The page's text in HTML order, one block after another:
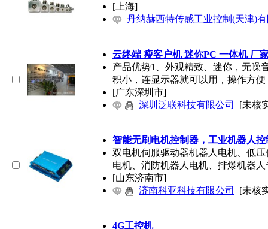
[上海]
丹纳赫西特传感工业控制(天津)
云终端 瘦客户机 迷你PC 一体机 厂
产品优势1、外观精致、迷你，无噪
积小，连显示器就可以用，操作方便
[广东深圳市]
深圳泛联科技有限公司
[未核
智能无刷电机控制器，工业机器人控
双电机伺服驱动器机器人电机、低
电机、消防机器人电机、排爆机器人
[山东济南市]
济南科亚科技有限公司
[未核
4G工控机